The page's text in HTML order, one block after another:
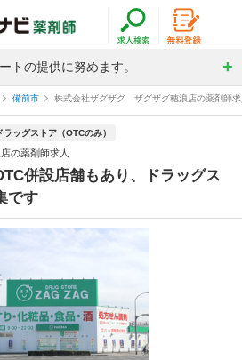
トの提供に努めます。
備前市 株式会社ザグザグ ザグザグ穂浪店の薬剤師
ラッグストア（OTCのみ）
の薬剤師求人
併設店舗もあり、ドラッグス
です